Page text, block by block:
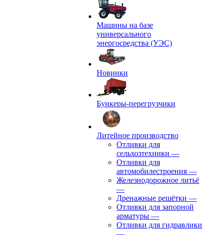
Машины на базе
универсального
энергосредства (УЭС)
Новинки
Бункеры-перегрузчики
Литейное производство
Отливки для
сельхозтехники —
Отливки для
автомобилестроения —
Железнодорожное литьё
—
Дренажные решётки —
Отливки для запорной
арматуры —
Отливки для гидравлики